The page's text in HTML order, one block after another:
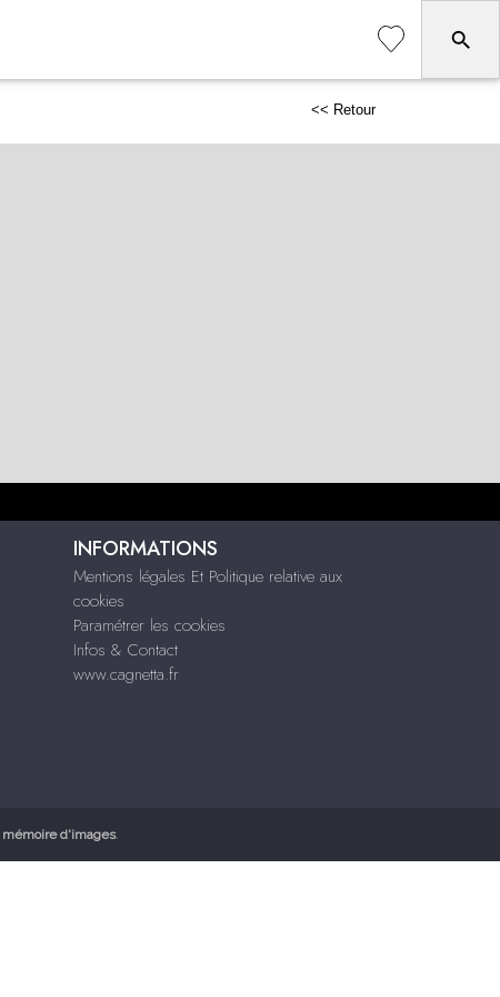
<< Retour
INFORMATIONS
Mentions légales Et Politique relative aux
cookies
Paramétrer les cookies
Infos & Contact
www.cagnetta.fr
mémoire d'images.